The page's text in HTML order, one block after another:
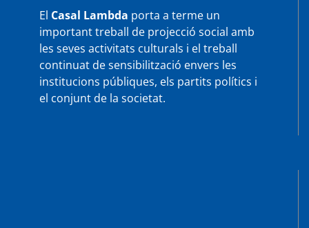
El Casal Lambda porta a terme un
important treball de projecció social amb
les seves activitats culturals i el treball
continuat de sensibilització envers les
institucions públiques, els partits polítics i
el conjunt de la societat.